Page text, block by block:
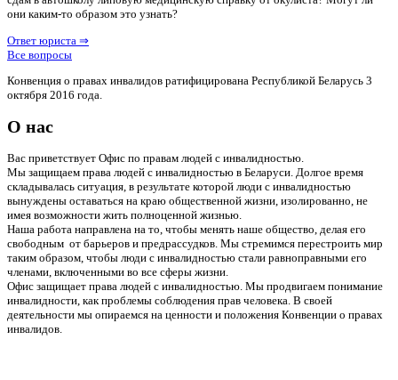
они каким-то образом это узнать?
Ответ юриста ⇒
Все вопросы
Конвенция о правах инвалидов ратифицирована Республикой Беларусь 3
октября 2016 года.
О нас
Вас приветствует Офис по правам людей с инвалидностью.
Мы защищаем права людей с инвалидностью в Беларуси. Долгое время
складывалась ситуация, в результате которой люди с инвалидностью
вынуждены оставаться на краю общественной жизни, изолированно, не
имея возможности жить полноценной жизнью.
Наша работа направлена на то, чтобы менять наше общество, делая его
свободным от барьеров и предрассудков. Мы стремимся перестроить мир
таким образом, чтобы люди с инвалидностью стали равноправными его
членами, включенными во все сферы жизни.
Офис защищает права людей с инвалидностью. Мы продвигаем понимание
инвалидности, как проблемы соблюдения прав человека. В своей
деятельности мы опираемся на ценности и положения Конвенции о правах
инвалидов.